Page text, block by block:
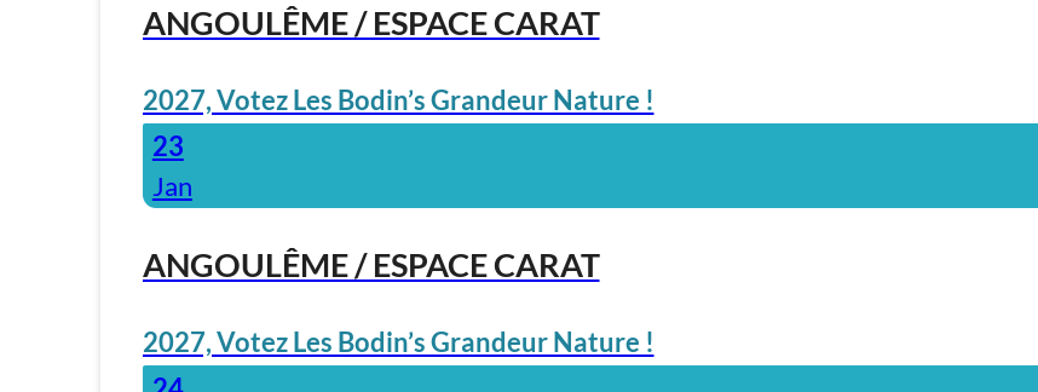
ANGOULÊME / ESPACE CARAT
2027, Votez Les Bodin’s Grandeur Nature !
23
Jan
ANGOULÊME / ESPACE CARAT
2027, Votez Les Bodin’s Grandeur Nature !